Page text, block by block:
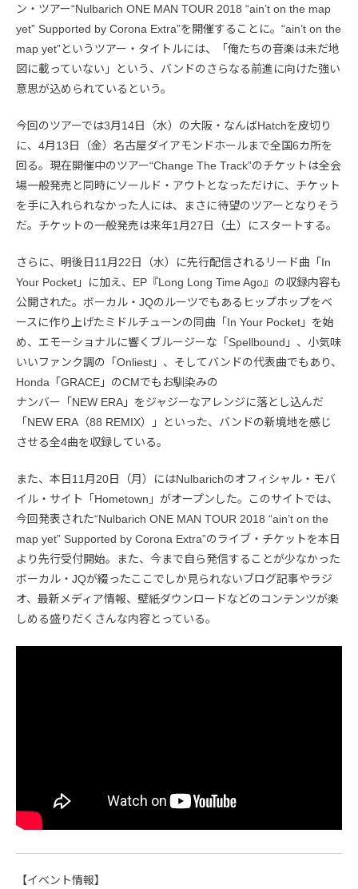
ン・ツアー“Nulbarich ONE MAN TOUR 2018 “ain’t on the map
yet” Supported by Corona Extra”を開催することに。“ain’t on the
map yet”というツアー・タイトルには、「俺たちの音楽は未だ地
図に載っていない」という、バンドのさらなる前進に向けた強い
意思が込められているという。
今回のツアーでは3月14日（水）の大阪・なんばHatchを皮切り
に、4月13日（金）名古屋ダイアモンドホールまで全国6カ所を
回る。現在開催中のツアー“Change The Track”のチケットは全会
場一般発売と同時にソールド・アウトとなっただけに、チケット
を手に入れられなかった人には、まさに待望のツアーとなりそう
だ。チケットの一般発売は来年1月27日（土）にスタートする。
さらに、明後日11月22日（水）に先行配信されるリード曲「In
Your Pocket」に加え、EP『Long Long Time Ago』の収録内容も
公開された。ボーカル・JQのルーツでもあるヒップホップをベ
ースに作り上げたミドルチューンの同曲「In Your Pocket」を始
め、エモーショナルに響くブルージーな「Spellbound」、小気味
いいファンク調の「Onliest」、そしてバンドの代表曲でもあり、
Honda「GRACE」のCMでもお馴染みの
ナンバー「NEW ERA」をジャジーなアレンジに落とし込んだ
「NEW ERA（88 REMIX）」といった、バンドの新境地を感じ
させる全4曲を収録している。
また、本日11月20日（月）にはNulbarichのオフィシャル・モバ
イル・サイト「Hometown」がオープンした。このサイトでは、
今回発表された“Nulbarich ONE MAN TOUR 2018 “ain’t on the
map yet” Supported by Corona Extra”のライブ・チケットを本日
より先行受付開始。また、今まで自ら発信することが少なかった
ボーカル・JQが綴ったここでしか見られないブログ記事やラジ
オ、最新メディア情報、壁紙ダウンロードなどのコンテンツが楽
しめる盛りだくさんな内容とっている。
【イベント情報】